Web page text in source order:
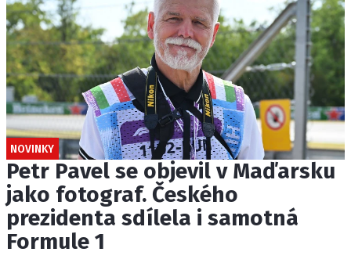
NOVINKY
Petr Pavel se objevil v Maďarsku
jako fotograf. Českého
prezidenta sdílela i samotná
Formule 1